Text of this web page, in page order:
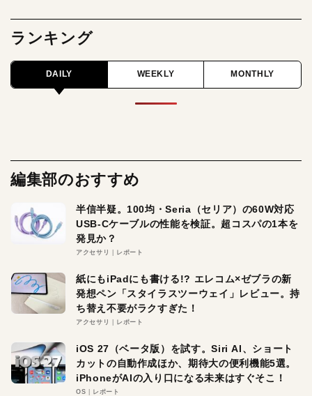
ランキング
DAILY WEEKLY MONTHLY
編集部のおすすめ
半信半疑。100均・Seria（セリア）の60W対応
USB-Cケーブルの性能を検証。超コスパの1本を
発見か？
アクセサリ レポート
紙にもiPadにも書ける!? エレコム×ゼブラの新
発想ペン「スタイラスツーウェイ」レビュー。持
ち替え不要がラクすぎた！
アクセサリ レポート
iOS 27（ベータ版）を試す。Siri AI、ショート
カットの自動作成ほか、期待大の便利機能5選。
iPhoneがAIの入り口になる未来はすぐそこ！
OS レポート